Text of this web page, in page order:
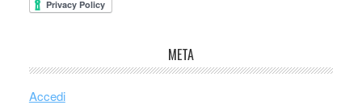
META
Accedi